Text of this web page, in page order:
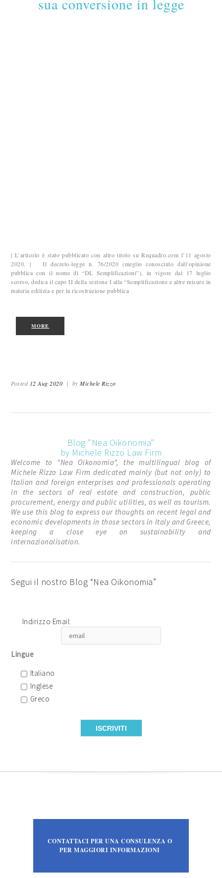
sua conversione in legge
| L’articolo è stato pubblicato con altro titolo su Requadro.com l’11 agosto
2020. | Il decreto-legge n. 76/2020 (meglio conosciuto dall’opinione
pubblica con il nome di “DL Semplificazioni”), in vigore dal 17 luglio
scorso, dedica il capo II della sezione I alla “Semplificazione e altre misure in
materia edilizia e per la ricostruzione pubblica
MORE
Posted 12 Aug 2020 | byMichele Rizzo
Blog "Nea Oikonomia"
by Michele Rizzo Law Firm
Welcome to "Nea Oikonomia", the multilingual blog of
Michele Rizzo Law Firm dedicated mainly (but not only) to
Italian and foreign enterprises and professionals operating
in the sectors of real estate and construction, public
procurement, energy and public utilities, as well as tourism.
We use this blog to express our thoughts on recent legal and
economic developments in those sectors in Italy and Greece,
keeping a close eye on sustainability and
internazionalisation.
Segui il nostro Blog “Nea Oikonomia”
Indirizzo Email:
Lingue
Italiano
Inglese
Greco
CONTATTACI PER UNA CONSULENZA O
PER MAGGIORI INFORMAZIONI